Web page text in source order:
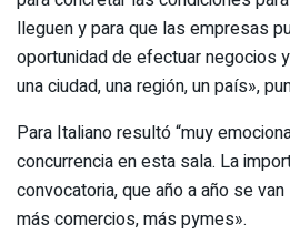
lleguen y para que las empresas
oportunidad de efectuar negocios
una ciudad, una región, un país»,
Para Italiano resultó “muy
concurrencia en esta sala. La
convocatoria, que año a año se
más comercios, más pymes».